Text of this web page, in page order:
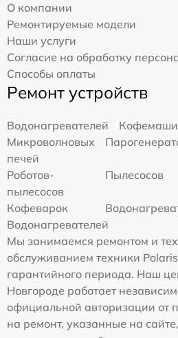
О компании
Ремонтируемые модели
Наши услуги
Согласие на обработку
Способы оплаты
Ремонт устройств
Водонагревателей
Микроволновых
печей
Роботов-
пылесосов
Пылесосов
Кофеварок
Водонагревателей
Мы занимаемся ремонтом и
обслуживанием техники
гарантийного периода. Наш
Новгороде работает
официальной авторизации от
на ремонт, указанные на